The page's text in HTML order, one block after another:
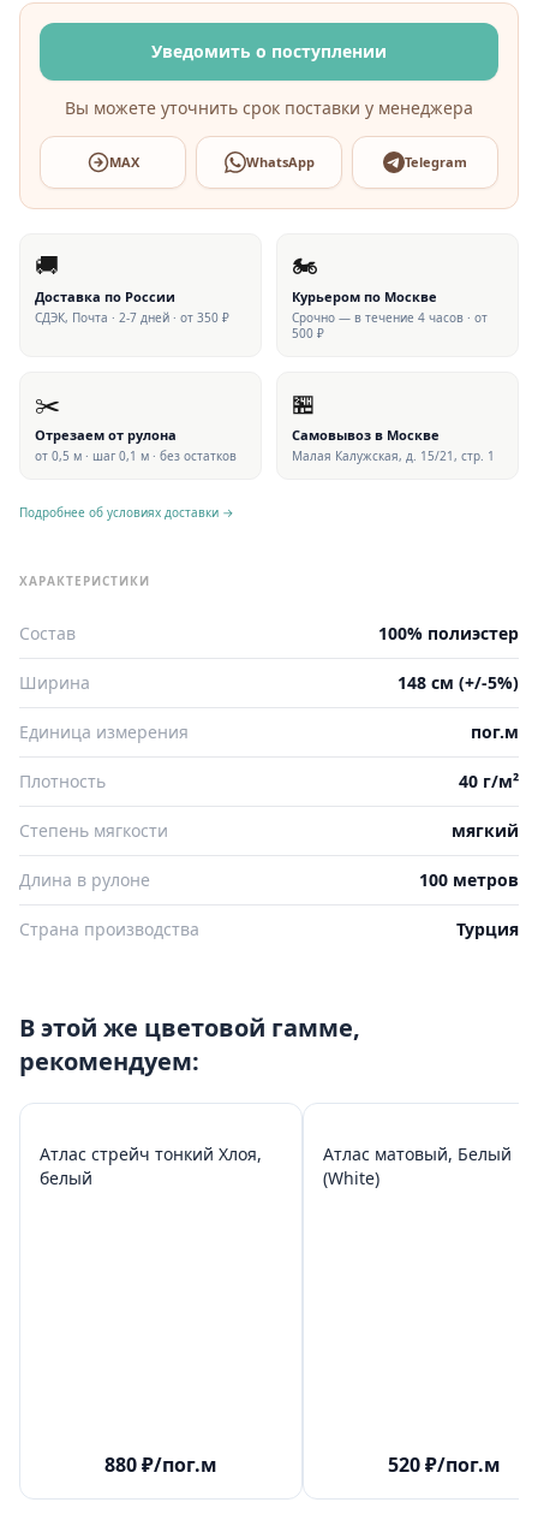
Уведомить о поступлении
Вы можете уточнить срок поставки у менеджера
MAX WhatsApp Telegram
🚚
Доставка по России
СДЭК, Почта · 2-7 дней · от 350 ₽
🏍
Курьером по Москве
Срочно — в течение 4 часов · от
500 ₽
✂️
Отрезаем от рулона
от 0,5 м · шаг 0,1 м · без остатков
🏪
Самовывоз в Москве
Малая Калужская, д. 15/21, стр. 1
Подробнее об условиях доставки →
ХАРАКТЕРИСТИКИ
Состав 100% полиэстер
Ширина 148 см (+/-5%)
Единица измерения пог.м
Плотность 40 г/м²
Степень мягкости мягкий
Длина в рулоне 100 метров
Страна производства Турция
В этой же цветовой гамме,
рекомендуем:
Атлас стрейч тонкий Хлоя,
белый
880₽/пог.м
Атлас матовый, Белый
(White)
520₽/пог.м